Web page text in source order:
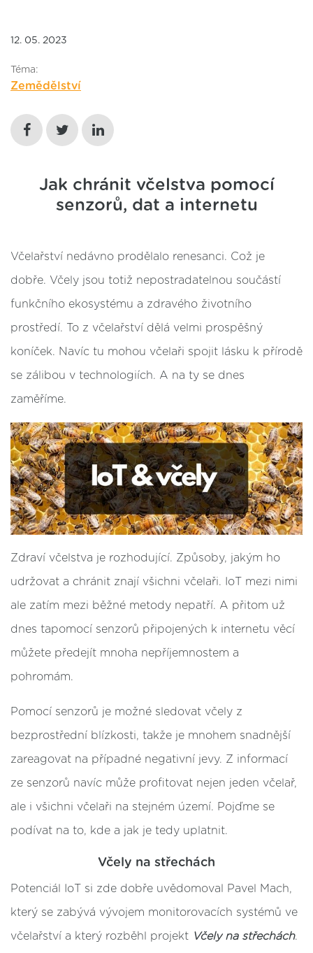
12. 05. 2023
Téma:
Zemědělství
Jak chránit včelstva pomocí
senzorů, dat a internetu
Včelařství nedávno prodělalo renesanci. Což je
dobře. Včely jsou totiž nepostradatelnou součástí
funkčního ekosystému a zdravého životního
prostředí. To z včelařství dělá velmi prospěšný
koníček. Navíc tu mohou včelaři spojit lásku k přírodě
se zálibou v technologiích. A na ty se dnes
zaměříme.
Zdraví včelstva je rozhodující. Způsoby, jakým ho
udržovat a chránit znají všichni včelaři. IoT mezi nimi
ale zatím mezi běžné metody nepatří. A přitom už
dnes tapomocí senzorů připojených k internetu věcí
můžete předejít mnoha nepříjemnostem a
pohromám.
Pomocí senzorů je možné sledovat včely z
bezprostřední blízkosti, takže je mnohem snadnější
zareagovat na případné negativní jevy. Z informací
ze senzorů navíc může profitovat nejen jeden včelař,
ale i všichni včelaři na stejném území. Pojďme se
podívat na to, kde a jak je tedy uplatnit.
Včely na střechách
Potenciál IoT si zde dobře uvědomoval Pavel Mach,
který se zabývá vývojem monitorovacích systémů ve
včelařství a který rozběhl projekt Včely na střechách.